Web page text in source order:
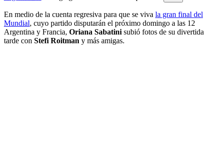
En medio de la cuenta regresiva para que se viva la gran final del
Mundial, cuyo partido disputarán el próximo domingo a las 12
Argentina y Francia, Oriana Sabatini subió fotos de su divertida
tarde con Stefi Roitman y más amigas.